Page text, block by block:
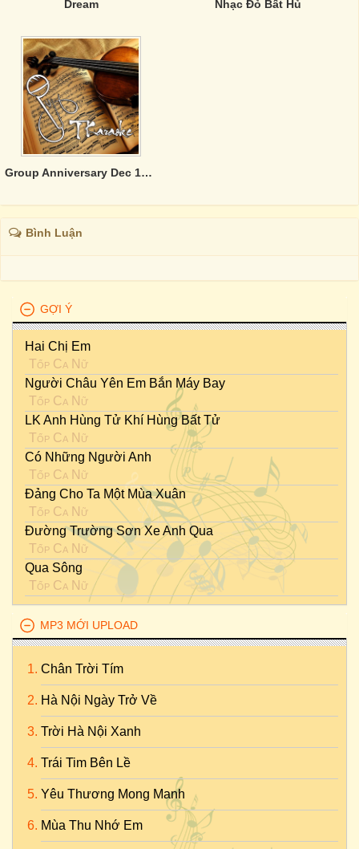
Dream Nhạc Đỏ Bất Hủ
Group Anniversary Dec 17th 2011
Bình Luận
GỢI Ý
Hai Chị Em
Tốp Ca Nữ
Người Châu Yên Em Bắn Máy Bay
Tốp Ca Nữ
LK Anh Hùng Tử Khí Hùng Bất Tử
Tốp Ca Nữ
Có Những Người Anh
Tốp Ca Nữ
Đảng Cho Ta Một Mùa Xuân
Tốp Ca Nữ
Đường Trường Sơn Xe Anh Qua
Tốp Ca Nữ
Qua Sông
Tốp Ca Nữ
MP3 MỚI UPLOAD
Chân Trời Tím
Hà Nội Ngày Trở Về
Trời Hà Nội Xanh
Trái Tim Bên Lề
Yêu Thương Mong Manh
Mùa Thu Nhớ Em